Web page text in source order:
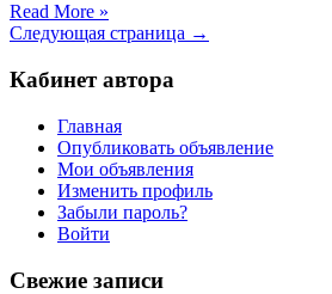
Read More »
Следующая страница →
Кабинет автора
Главная
Опубликовать объявление
Мои объявления
Изменить профиль
Забыли пароль?
Войти
Свежие записи